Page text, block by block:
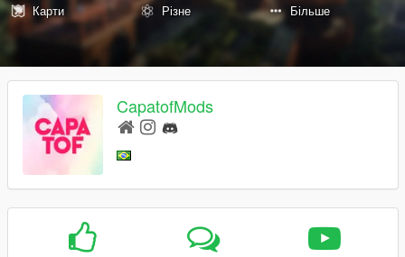
Карти
Різне Більше
CapatofMods